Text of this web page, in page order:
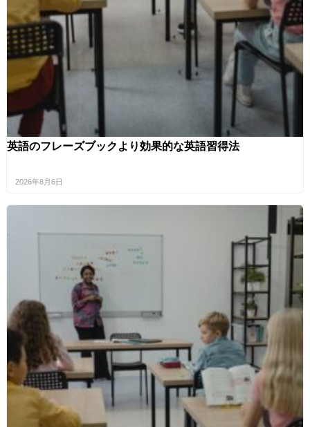
英語のフレーズブックより効果的な英語習得法
2026年8月6日